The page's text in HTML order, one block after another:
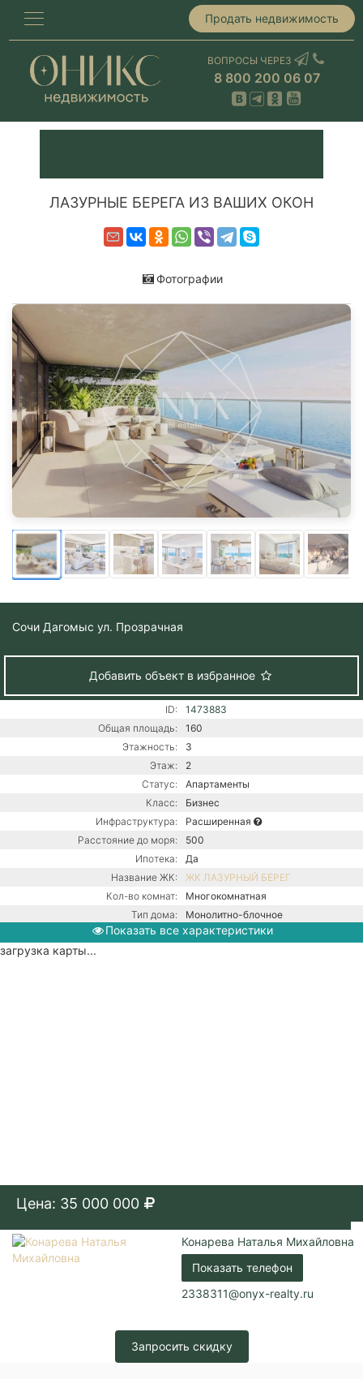
Продать недвижимость
ВОПРОСЫ ЧЕРЕЗ
8 800 200 06 07
ЛАЗУРНЫЕ БЕРЕГА ИЗ ВАШИХ ОКОН
Фотографии
Сочи Дагомыс ул. Прозрачная
Добавить объект в избранное
ID:
1473883
Общая площадь:
160
Этажность:
3
Этаж:
2
Статус:
Апартаменты
Класс:
Бизнес
Инфраструктура:
Расширенная
Расстояние до моря:
500
Ипотека:
Да
Название ЖК:
ЖК ЛАЗУРНЫЙ БЕРЕГ
Кол-во комнат:
Многокомнатная
Тип дома:
Монолитно-блочное
Ремонт:
С ремонтом
Показать все характеристики
загрузка карты...
Цена: 35 000 000
Конарева Наталья Михайловна
Показать телефон
2338311@onyx-realty.ru
Запросить скидку